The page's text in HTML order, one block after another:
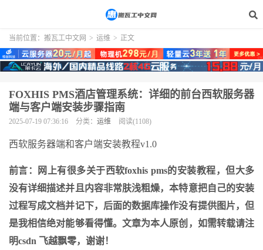
当前位置： 搬瓦工中文网 > 运维 > 正文
FOXHIS PMS酒店管理系统：详细的前台西软服务器
端与客户端安装步骤指南
2025-07-19 07:36:16 分类： 运维 阅读(1108)
西软服务器端和客户端安装教程v1.0
前言：网上有很多关于西软foxhis pms的安装教程，但大多
没有详细描述并且内容非常肤浅粗燥，本特意把自己的安装
过程写成文档并记下，后面的数据库操作没有提供图片，但
是我相信绝对能够看得懂。文章为本人原创，如需转载请注
明csdn 飞越飘零，谢谢！